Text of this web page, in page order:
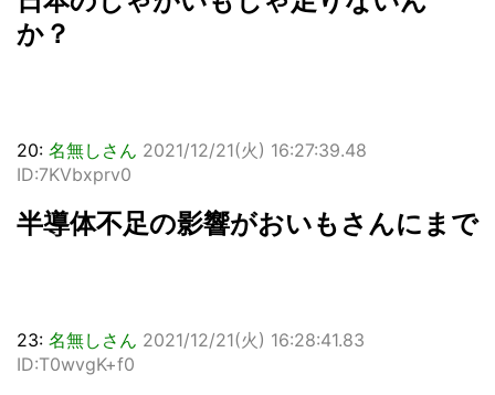
か？
20: 名無しさん 2021/12/21(火) 16:27:39.48
ID:7KVbxprv0
半導体不足の影響がおいもさんにまで
23: 名無しさん 2021/12/21(火) 16:28:41.83
ID:T0wvgK+f0